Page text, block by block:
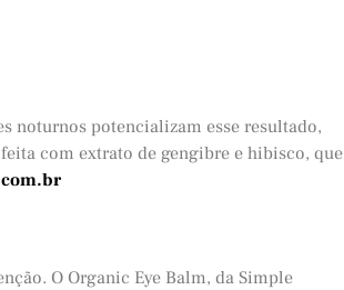
noturnos potencializam esse resultado,
com extrato de gengibre e hibisco, que
O Organic Eye Balm, da Simple